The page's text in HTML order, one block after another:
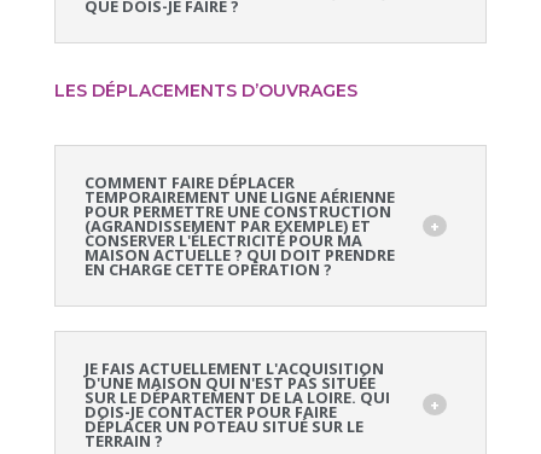
QUE DOIS-JE FAIRE ?
LES DÉPLACEMENTS D’OUVRAGES
COMMENT FAIRE DÉPLACER
TEMPORAIREMENT UNE LIGNE AÉRIENNE
POUR PERMETTRE UNE CONSTRUCTION
(AGRANDISSEMENT PAR EXEMPLE) ET
CONSERVER L'ÉLECTRICITÉ POUR MA
MAISON ACTUELLE ? QUI DOIT PRENDRE
EN CHARGE CETTE OPÉRATION ?
JE FAIS ACTUELLEMENT L'ACQUISITION
D'UNE MAISON QUI N'EST PAS SITUÉE
SUR LE DÉPARTEMENT DE LA LOIRE. QUI
DOIS-JE CONTACTER POUR FAIRE
DÉPLACER UN POTEAU SITUÉ SUR LE
TERRAIN ?